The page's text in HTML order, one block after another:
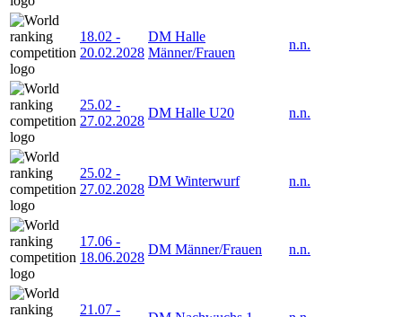
18.02 -
20.02.2028
DM Halle
Männer/Frauen
n.n.
25.02 -
27.02.2028
DM Halle U20 n.n.
25.02 -
27.02.2028
DM Winterwurf n.n.
17.06 -
18.06.2028
DM Männer/Frauen n.n.
21.07 -